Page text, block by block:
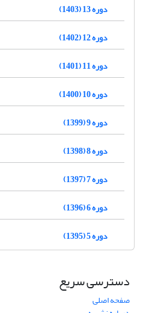
دوره 13 (1403)
دوره 12 (1402)
دوره 11 (1401)
دوره 10 (1400)
دوره 9 (1399)
دوره 8 (1398)
دوره 7 (1397)
دوره 6 (1396)
دوره 5 (1395)
دسترسی سریع
صفحه اصلی